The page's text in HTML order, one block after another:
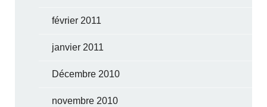
février 2011
janvier 2011
Décembre 2010
novembre 2010